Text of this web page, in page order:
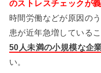
のストレスチェックが
時間労働などが原因の
患が近年急増している
50人未満の小規模な企
い。